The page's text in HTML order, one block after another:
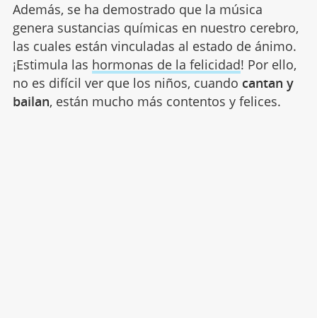
Además, se ha demostrado que la música
genera sustancias químicas en nuestro cerebro,
las cuales están vinculadas al estado de ánimo.
¡Estimula las hormonas de la felicidad! Por ello,
no es difícil ver que los niños, cuando cantan y
bailan, están mucho más contentos y felices.